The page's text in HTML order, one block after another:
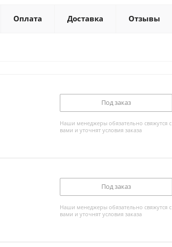
Оплата Доставка Отзывы
Под заказ
Наши менеджеры обязательно свяжутся с
вами и уточнят условия заказа
Под заказ
Наши менеджеры обязательно свяжутся с
вами и уточнят условия заказа